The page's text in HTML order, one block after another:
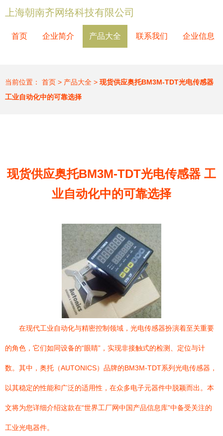
上海朝南齐网络科技有限公司
首页 企业简介 产品大全 联系我们 企业信息
当前位置： 首页 > 产品大全 > 现货供应奥托BM3M-TDT光电传感器
工业自动化中的可靠选择
现货供应奥托BM3M-TDT光电传感器 工
业自动化中的可靠选择
在现代工业自动化与精密控制领域，光电传感器扮演着至关重要
的角色，它们如同设备的“眼睛”，实现非接触式的检测、定位与计
数。其中，奥托（AUTONICS）品牌的BM3M-TDT系列光电传感器，
以其稳定的性能和广泛的适用性，在众多电子元器件中脱颖而出。本
文将为您详细介绍这款在“世界工厂网中国产品信息库”中备受关注的
工业光电器件。